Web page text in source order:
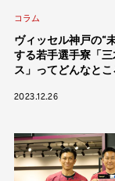
コラム
ヴィッセル神戸の“
する若手選手寮「
ス」ってどんなとこ
2023.12.26